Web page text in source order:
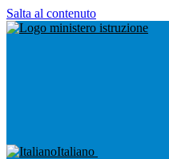
Salta al contenuto
Italiano